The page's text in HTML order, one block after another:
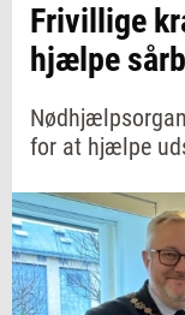
Frivillige
hjælpe
for at hjælpe